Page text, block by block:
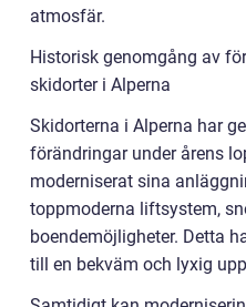
atmosfär.
Historisk genomgång av
skidorter i Alperna
Skidorterna i Alperna har
förändringar under årens
moderniserat sina
toppmoderna liftsystem,
boendemöjligheter. Detta
till en bekväm och lyxig